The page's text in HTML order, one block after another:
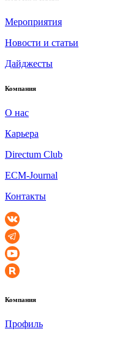
Мероприятия
Новости и статьи
Дайджесты
Компания
О нас
Карьера
Directum Club
ECM-Journal
Контакты
Компания
Профиль